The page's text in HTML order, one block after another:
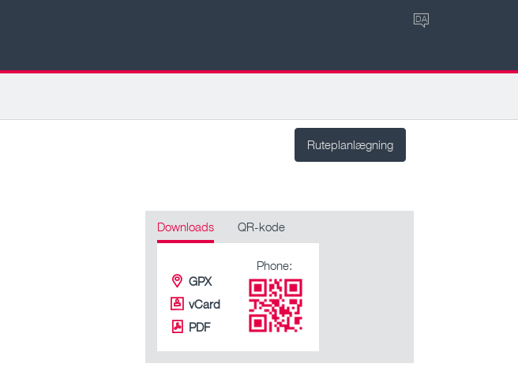
DA
Ruteplanlægning
Downloads QR-kode
GPX
vCard
PDF
Phone: